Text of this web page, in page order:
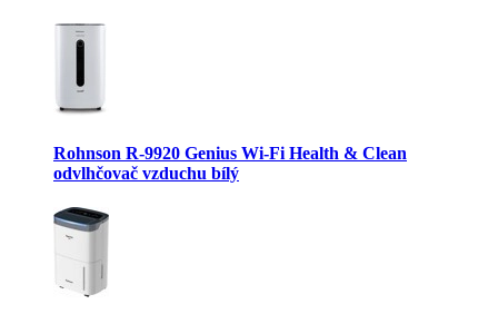
Rohnson R-9920 Genius Wi-Fi Health & Clean
odvlhčovač vzduchu bílý